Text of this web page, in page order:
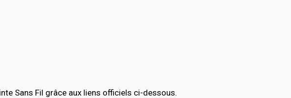
Sans Fil grâce aux liens officiels ci-dessous.